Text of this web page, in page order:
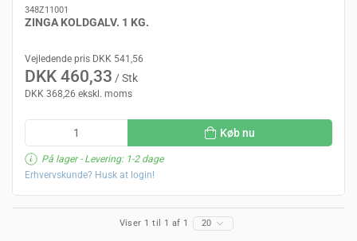
348Z11001
ZINGA KOLDGALV. 1 KG.
Vejledende pris DKK 541,56
DKK 460,33 / Stk
DKK 368,26 ekskl. moms
Køb nu
På lager- Levering: 1-2 dage
Erhvervskunde? Husk at login!
Viser 1 til 1 af 1 20